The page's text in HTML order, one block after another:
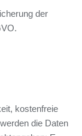
der
kostenfreie
die Daten